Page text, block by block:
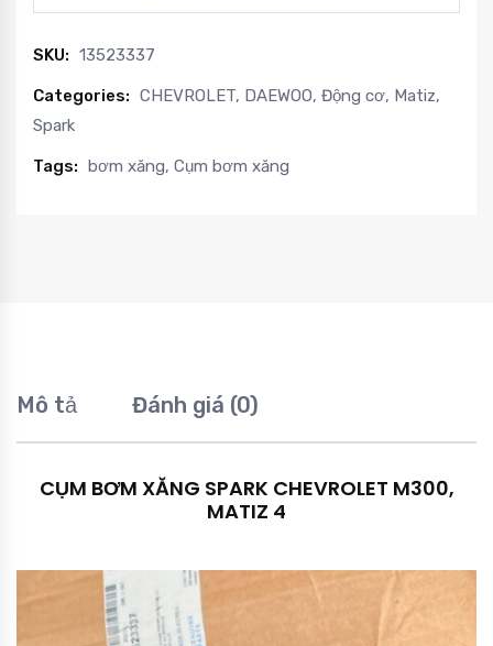
SKU: 13523337
Categories: CHEVROLET, DAEWOO, Động cơ, Matiz,
Spark
Tags: bơm xăng, Cụm bơm xăng
Mô tả Đánh giá (0)
CỤM BƠM XĂNG SPARK CHEVROLET M300,
MATIZ 4